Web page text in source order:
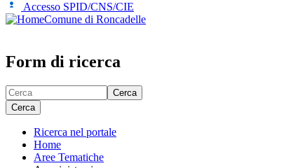
Accesso SPID/CNS/CIE
Comune di Roncadelle
Form di ricerca
Cerca
Cerca
Ricerca nel portale
Home
Aree Tematiche